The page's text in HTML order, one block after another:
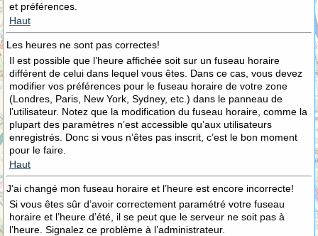
et préférences.
Haut
Les heures ne sont pas correctes!
Il est possible que l’heure affichée soit sur un fuseau horaire
différent de celui dans lequel vous êtes. Dans ce cas, vous devez
modifier vos préférences pour le fuseau horaire de votre zone
(Londres, Paris, New York, Sydney, etc.) dans le panneau de
l’utilisateur. Notez que la modification du fuseau horaire, comme la
plupart des paramètres n’est accessible qu’aux utilisateurs
enregistrés. Donc si vous n’êtes pas inscrit, c’est le bon moment
pour le faire.
Haut
J’ai changé mon fuseau horaire et l’heure est encore incorrecte!
Si vous êtes sûr d’avoir correctement paramétré votre fuseau
horaire et l’heure d’été, il se peut que le serveur ne soit pas à
l’heure. Signalez ce problème à l’administrateur.